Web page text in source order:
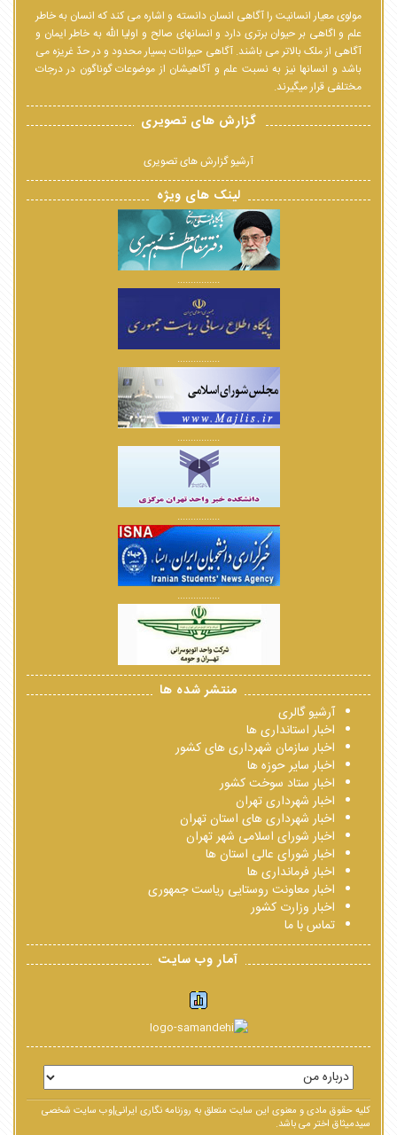
مولوی معیار انسانیت را آگاهی انسان دانسته و اشاره می کند که انسان به خاطر
علم و اگاهی بر حیوان برتری دارد و انسانهای صالح و اولیا الله به خاطر ایمان و
آگاهی از ملک بالاتر می باشند. آگاهی حیوانات بسیار محدود و در حدّ غریزه می
باشد و انسانها نیز به نسبت علم و آگاهیشان از موضوعات گوناگون در درجات
مختلفی قرار میگیرند.
گزارش های تصویری
آرشیو گزارش های تصویری
لینک های ویژه
................
................
................
................
................
منتشر شده ها
آرشیو گالری
اخبار استانداری ها
اخبار سازمان شهرداری های کشور
اخبار سایر حوزه ها
اخبار ستاد سوخت کشور
اخبار شهرداری تهران
اخبار شهرداری های استان تهران
اخبار شورای اسلامی شهر تهران
اخبار شورای عالی استان ها
اخبار فرمانداری ها
اخبار معاونت روستایی ریاست جمهوری
اخبار وزارت کشور
تماس با ما
آمار وب سایت
کلیه حقوق مادی و معنوی این سایت متعلق به روزنامه نگاری ایرانی|وب سایت شخصی
سیدمیثاق اختر می باشد.